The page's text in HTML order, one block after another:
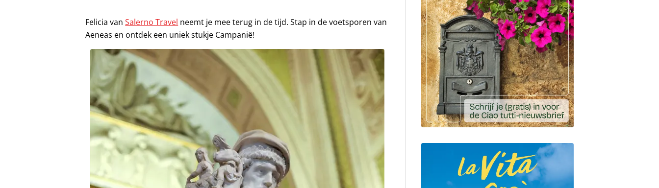
Felicia vanSalerno Travel neemt je mee terug in de tijd. Stap in de voetsporen van
Aeneas en ontdek een uniek stukje Campanië!